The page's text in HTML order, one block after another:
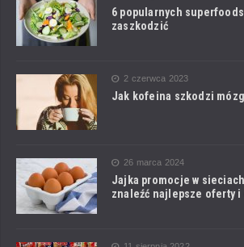
6 popularnych
zaszkodzić
2 czerwca 2023
Jak kofeina szkodzi
26 marca 2024
Jajka promocje w
znaleźć najlepsze oferty i